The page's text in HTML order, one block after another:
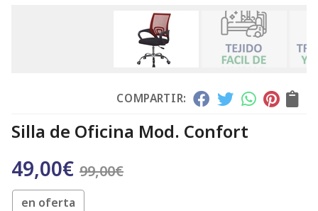
COMPARTIR:
Silla de Oficina Mod. Confort
49,00€ 99,00€
en oferta